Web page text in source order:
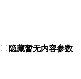
隐藏暂无内容参数